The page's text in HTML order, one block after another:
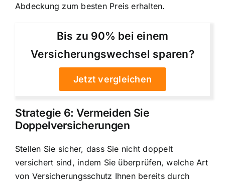
Abdeckung zum besten Preis erhalten.
Bis zu 90% bei einem
Versicherungswechsel sparen?
Jetzt vergleichen
Strategie 6: Vermeiden Sie
Doppelversicherungen
Stellen Sie sicher, dass Sie nicht doppelt
versichert sind, indem Sie überprüfen, welche Art
von Versicherungsschutz Ihnen bereits durch